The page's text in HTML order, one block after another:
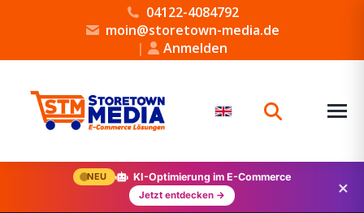
04122-4084792
moin@storetown-media.de
|
Anmelden
NEU KI-Optimierung im E-Commerce
Jetzt entdecken → ×